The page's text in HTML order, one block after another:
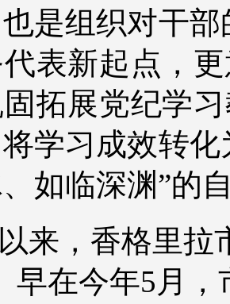
是组织对干部
表新起点，
拓展党纪学
学习成效转
如临深渊”的
来，香格里拉
早在今年5 月，